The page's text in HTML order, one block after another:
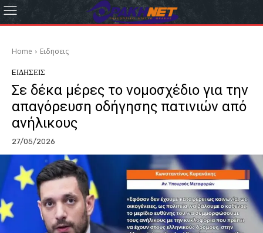
Home Eιδησεις
EΙΔΗΣΕΙΣ
Σε δέκα μέρες το νομοσχέδιο για την
απαγόρευση οδήγησης πατινιών από
ανήλικους
27/05/2026